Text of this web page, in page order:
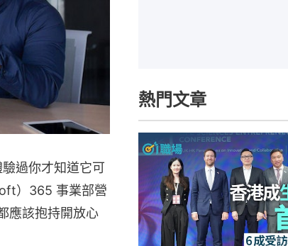
過你才知道它可
）365 事業部營
應該抱持開放心
熱門文章